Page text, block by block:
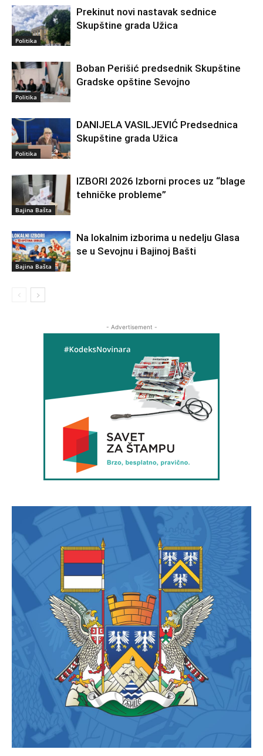
Politika
Prekinut novi nastavak sednice
Skupštine grada Užica
Politika
Boban Perišić predsednik Skupštine
Gradske opštine Sevojno
Politika
DANIJELA VASILJEVIĆ Predsednica
Skupštine grada Užica
Bajina Bašta
IZBORI 2026 Izborni proces uz “blage
tehničke probleme”
Bajina Bašta
Na lokalnim izborima u nedelju Glasa
se u Sevojnu i Bajinoj Bašti
- Advertisement -